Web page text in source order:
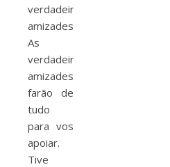
verdadeiras
amizades.
As
verdadeiras
amizades
farão de
tudo
para vos
apoiar.
Tive